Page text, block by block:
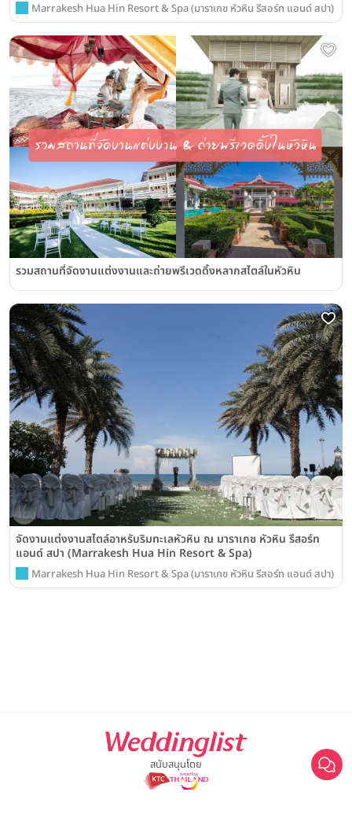
Marrakesh Hua Hin Resort & Spa (มาราเกช หัวหิน รีสอร์ท แอนด์ สปา)
รวมสถานที่จัดงานแต่งงานและถ่ายพรีเวดดิ้งหลากสไตล์ในหัวหิน
จัดงานแต่งงานสไตล์อาหรับริมทะเลหัวหิน ณ มาราเกช หัวหิน รีสอร์ท
แอนด์ สปา (Marrakesh Hua Hin Resort & Spa)
Marrakesh Hua Hin Resort & Spa (มาราเกช หัวหิน รีสอร์ท แอนด์ สปา)
สนับสนุนโดย